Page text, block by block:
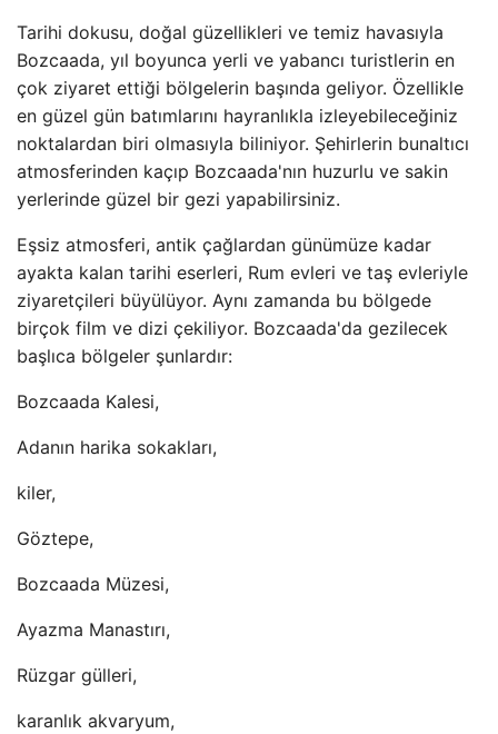
Tarihi dokusu, doğal güzellikleri ve temiz havasıyla
Bozcaada, yıl boyunca yerli ve yabancı turistlerin en
çok ziyaret ettiği bölgelerin başında geliyor. Özellikle
en güzel gün batımlarını hayranlıkla izleyebileceğiniz
noktalardan biri olmasıyla biliniyor. Şehirlerin bunaltıcı
atmosferinden kaçıp Bozcaada'nın huzurlu ve sakin
yerlerinde güzel bir gezi yapabilirsiniz.
Eşsiz atmosferi, antik çağlardan günümüze kadar
ayakta kalan tarihi eserleri, Rum evleri ve taş evleriyle
ziyaretçileri büyülüyor. Aynı zamanda bu bölgede
birçok film ve dizi çekiliyor. Bozcaada'da gezilecek
başlıca bölgeler şunlardır:
Bozcaada Kalesi,
Adanın harika sokakları,
kiler,
Göztepe,
Bozcaada Müzesi,
Ayazma Manastırı,
Rüzgar gülleri,
karanlık akvaryum,